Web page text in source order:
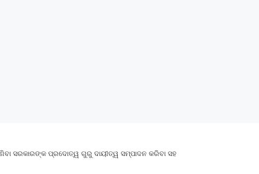
ସରକାରଙ୍କ ପ୍ରଦୋତ୍ୱ ଗୁରୁ ଦାୟୀତ୍ୱ ସମ୍ପାଦନ କରିବା ସହ